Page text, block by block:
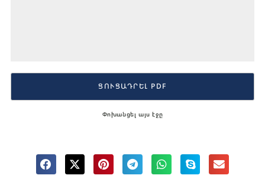
Փոխանցել այս էջը
ՑՈՒՑԱԴՐԵԼ PDF